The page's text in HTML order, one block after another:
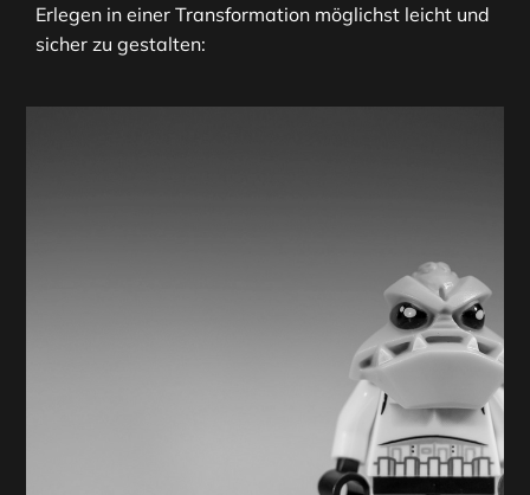
Erlegen in einer Transformation möglichst leicht und
sicher zu gestalten: